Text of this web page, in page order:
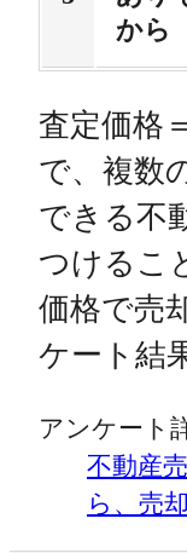
から
査定価格
で、複数
できる不
つけるこ
価格で売
ケート結
アンケート
不動産
ら、売